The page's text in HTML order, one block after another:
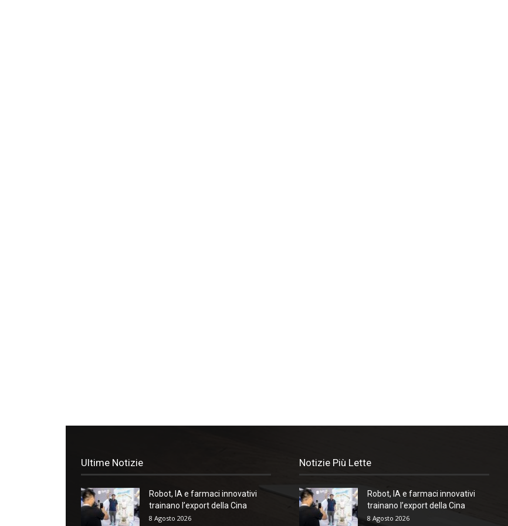
Ultime Notizie
Robot, IA e farmaci innovativi
trainano l’export della Cina
8 Agosto 2026
Notizie Più Lette
Robot, IA e farmaci innovativi
trainano l’export della Cina
8 Agosto 2026